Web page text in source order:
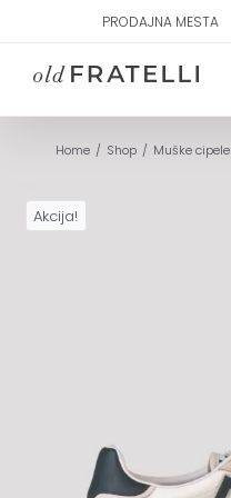
content
PRODAJNA MESTA
Home Shop Muške cipele
Akcija!